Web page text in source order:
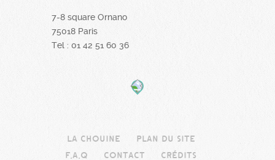
7­-8 square Ornano
75018 Paris
Tel : 01 42 51 60 36
La Chouine
Plan du site
F.A.Q
Contact Crédits